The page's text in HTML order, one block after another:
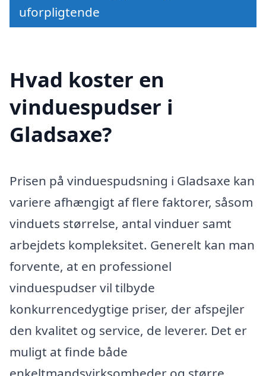
uforpligtende
Hvad koster en
vinduespudser i
Gladsaxe?
Prisen på vinduespudsning i Gladsaxe kan
variere afhængigt af flere faktorer, såsom
vinduets størrelse, antal vinduer samt
arbejdets kompleksitet. Generelt kan man
forvente, at en professionel
vinduespudser vil tilbyde
konkurrencedygtige priser, der afspejler
den kvalitet og service, de leverer. Det er
muligt at finde både